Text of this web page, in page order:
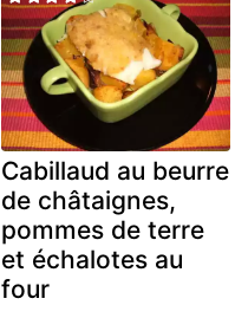
Cabillaud au beurre
de châtaignes,
pommes de terre
et échalotes au
four